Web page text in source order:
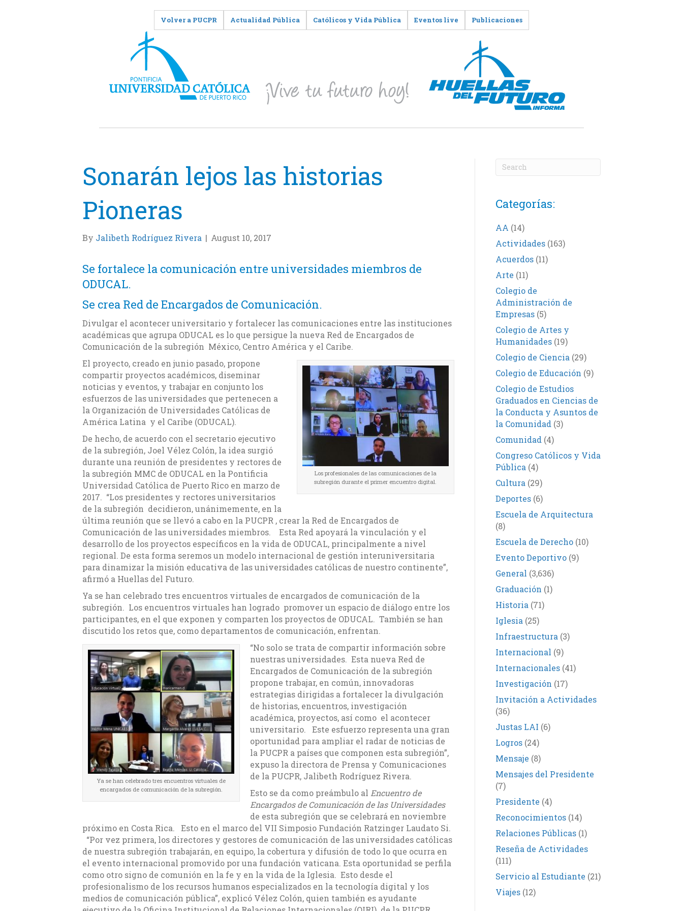
Volver a PUCPR Actualidad Pública Católicos y Vida Pública Eventos live Publicaciones
Sonarán lejos las historias
Pioneras
By Jalibeth Rodríguez Rivera | August 10, 2017
Se fortalece la comunicación entre universidades miembros de
ODUCAL.
Se crea Red de Encargados de Comunicación.
Divulgar el acontecer universitario y fortalecer las comunicaciones entre las instituciones
académicas que agrupa ODUCAL es lo que persigue la nueva Red de Encargados de
Comunicación de la subregión México, Centro América y el Caribe.
Los profesionales de las comunicaciones de la
subregión durante el primer encuentro digital.
El proyecto, creado en junio pasado, propone
compartir proyectos académicos, diseminar
noticias y eventos, y trabajar en conjunto los
esfuerzos de las universidades que pertenecen a
la Organización de Universidades Católicas de
América Latina y el Caribe (ODUCAL).
De hecho, de acuerdo con el secretario ejecutivo
de la subregión, Joel Vélez Colón, la idea surgió
durante una reunión de presidentes y rectores de
la subregión MMC de ODUCAL en la Pontificia
Universidad Católica de Puerto Rico en marzo de
2017. “Los presidentes y rectores universitarios
de la subregión decidieron, unánimemente, en la
última reunión que se llevó a cabo en la PUCPR , crear la Red de Encargados de
Comunicación de las universidades miembros. Esta Red apoyará la vinculación y el
desarrollo de los proyectos específicos en la vida de ODUCAL, principalmente a nivel
regional. De esta forma seremos un modelo internacional de gestión interuniversitaria
para dinamizar la misión educativa de las universidades católicas de nuestro continente”,
afirmó a Huellas del Futuro.
Ya se han celebrado tres encuentros virtuales de encargados de comunicación de la
subregión. Los encuentros virtuales han logrado promover un espacio de diálogo entre los
participantes, en el que exponen y comparten los proyectos de ODUCAL. También se han
discutido los retos que, como departamentos de comunicación, enfrentan.
Ya se han celebrado tres encuentros virtuales de
encargados de comunicación de la subregión.
“No solo se trata de compartir información sobre
nuestras universidades. Esta nueva Red de
Encargados de Comunicación de la subregión
propone trabajar, en común, innovadoras
estrategias dirigidas a fortalecer la divulgación
de historias, encuentros, investigación
académica, proyectos, así como el acontecer
universitario. Este esfuerzo representa una gran
oportunidad para ampliar el radar de noticias de
la PUCPR a países que componen esta subregión”,
expuso la directora de Prensa y Comunicaciones
de la PUCPR, Jalibeth Rodríguez Rivera.
Esto se da como preámbulo al Encuentro de
Encargados de Comunicación de las Universidades
de esta subregión que se celebrará en noviembre
próximo en Costa Rica. Esto en el marco del VII Simposio Fundación Ratzinger Laudato Si.
“Por vez primera, los directores y gestores de comunicación de las universidades católicas
de nuestra subregión trabajarán, en equipo, la cobertura y difusión de todo lo que ocurra en
el evento internacional promovido por una fundación vaticana. Esta oportunidad se perfila
como otro signo de comunión en la fe y en la vida de la Iglesia. Esto desde el
profesionalismo de los recursos humanos especializados en la tecnología digital y los
medios de comunicación pública”, explicó Vélez Colón, quien también es ayudante
Categorías:
AA (14)
Actividades(163)
Acuerdos(11)
Arte (11)
Colegio de
Administración de
Empresas(5)
Colegio de Artes y
Humanidades(19)
Colegio de Ciencia (29)
Colegio de Educación (9)
Colegio de Estudios
Graduados en Ciencias de
la Conducta y Asuntos de
la Comunidad (3)
Comunidad (4)
Congreso Católicos y Vida
Pública (4)
Cultura (29)
Deportes(6)
Escuela de Arquitectura
(8)
Escuela de Derecho(10)
Evento Deportivo(9)
General (3,636)
Graduación (1)
Historia (71)
Iglesia (25)
Infraestructura (3)
Internacional (9)
Internacionales(41)
Investigación (17)
Invitación a Actividades
(36)
Justas LAI (6)
Logros(24)
Mensaje (8)
Mensajes del Presidente
(7)
Presidente (4)
Reconocimientos(14)
Relaciones Públicas(1)
Reseña de Actividades
(111)
Servicio al Estudiante (21)
Viajes(12)